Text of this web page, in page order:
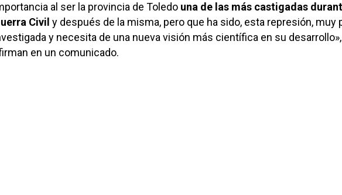
al ser la provincia de Toledo una de las más castigadas
Civil y después de la misma, pero que ha sido, esta represión, muy
y necesita de una nueva visión más científica en su desarrollo»,
en un comunicado.